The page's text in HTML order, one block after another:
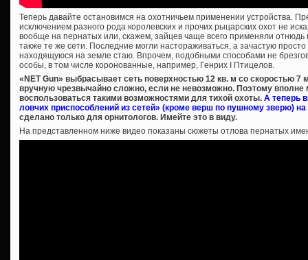
Теперь давайте остановимся на охотничьем применении устройства.
исключением разного рода королевских и прочих рыцарских охот не
вообще на пернатых или, скажем, зайцев чаще всего применяли
также те же сети. Последние могли настораживаться, а зачастую
находящуюся на земле стаю. Впрочем, подобными способами не
особы, в том числе коронованные, например, Генрих I Птицелов.
«NET Gun» выбрасывает сеть поверхностью 12 кв. м со скоростью 7
вручную чрезвычайно сложно, если не невозможно. Поэтому вполне
воспользоваться такими возможностями для тихой охоты. А теперь
ловчих приспособлений из сетей» (кроме верш по пушному зверю)
сделано только для орнитологов. Имейте это в виду.
На представленном ниже видео показаны сюжеты отлова пернатых